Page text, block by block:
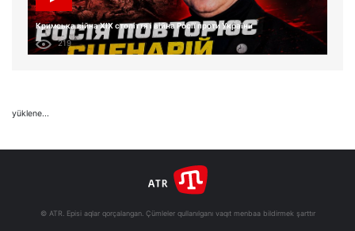
Кримська війна XIX століття і війна Росії проти України
219
yüklene...
© ATR. Episi aqlar qorçalangan. Çümleler qullanılganı vaqıt menbaa bildirmek şarttır